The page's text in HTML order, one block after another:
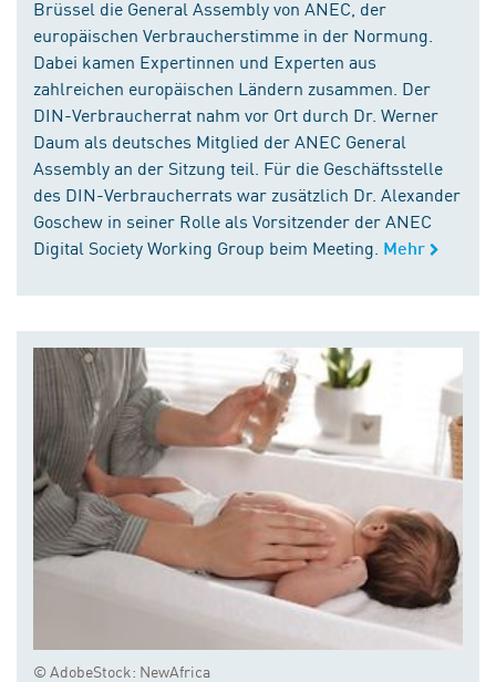
Brüssel die General Assembly von ANEC, der
europäischen Verbraucherstimme in der Normung.
Dabei kamen Expertinnen und Experten aus
zahlreichen europäischen Ländern zusammen. Der
DIN-Verbraucherrat nahm vor Ort durch Dr. Werner
Daum als deutsches Mitglied der ANEC General
Assembly an der Sitzung teil. Für die Geschäftsstelle
des DIN-Verbraucherrats war zusätzlich Dr. Alexander
Goschew in seiner Rolle als Vorsitzender der ANEC
Digital Society Working Group beim Meeting. Mehr
© AdobeStock: NewAfrica